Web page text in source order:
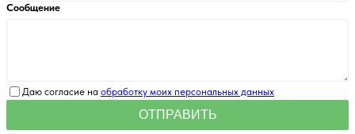
Сообщение
Даю согласие на обработку моих персональных данных